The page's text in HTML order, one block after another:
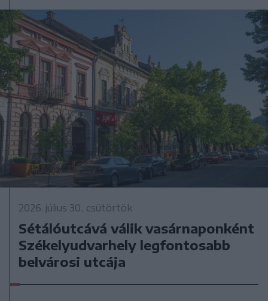
2026. július 30., csütörtök
Sétálóutcává válik vasárnaponként
Székelyudvarhely legfontosabb
belvárosi utcája